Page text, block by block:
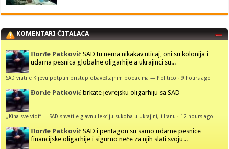
KOMENTARI ČITALACA
Đorđe Patković SAD tu nema nikakav uticaj, oni su kolonija i
udarna pesnica globalne oligarhije a ukrajinci su...
SAD vratile Kijevu potpun pristup obaveštajnim podacima — Politico ·9 hours ago
Đorđe Patković brkate jevrejsku oligarhiju sa SAD
„Kina sve vidi“ — SAD shvatile glavnu lekciju sukoba u Ukrajini, i Iranu · 12 hours ago
Đorđe Patković SAD i pentagon su samo udarne pesnice
financijske oligarhije i sigurno neće za njih slati svoju...